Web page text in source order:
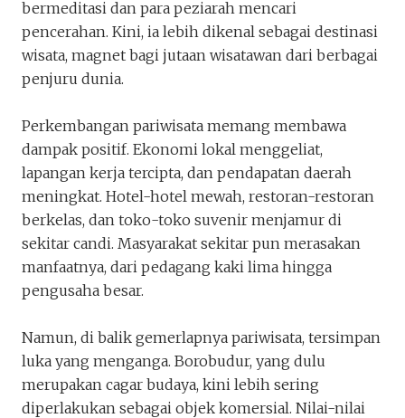
Borobudur, Antara Wisata dan
indradmwf
bermeditasi dan para peziarah mencari
pencerahan. Kini, ia lebih dikenal sebagai destinasi
wisata, magnet bagi jutaan wisatawan dari berbagai
penjuru dunia.
Perkembangan pariwisata memang membawa
dampak positif. Ekonomi lokal menggeliat,
lapangan kerja tercipta, dan pendapatan daerah
meningkat. Hotel-hotel mewah, restoran-restoran
berkelas, dan toko-toko suvenir menjamur di
sekitar candi. Masyarakat sekitar pun merasakan
manfaatnya, dari pedagang kaki lima hingga
pengusaha besar.
Namun, di balik gemerlapnya pariwisata, tersimpan
luka yang menganga. Borobudur, yang dulu
merupakan cagar budaya, kini lebih sering
diperlakukan sebagai objek komersial. Nilai-nilai